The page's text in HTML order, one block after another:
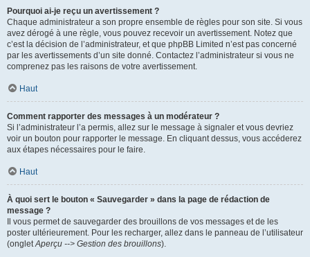
Pourquoi ai-je reçu un avertissement ?
Chaque administrateur a son propre ensemble de règles pour son site. Si vous
avez dérogé à une règle, vous pouvez recevoir un avertissement. Notez que
c’est la décision de l’administrateur, et que phpBB Limited n’est pas concerné
par les avertissements d’un site donné. Contactez l’administrateur si vous ne
comprenez pas les raisons de votre avertissement.
Haut
Comment rapporter des messages à un modérateur ?
Si l’administrateur l’a permis, allez sur le message à signaler et vous devriez
voir un bouton pour rapporter le message. En cliquant dessus, vous accéderez
aux étapes nécessaires pour le faire.
Haut
À quoi sert le bouton « Sauvegarder » dans la page de rédaction de
message ?
Il vous permet de sauvegarder des brouillons de vos messages et de les
poster ultérieurement. Pour les recharger, allez dans le panneau de l’utilisateur
(ongletAperçu --> Gestion des brouillons).